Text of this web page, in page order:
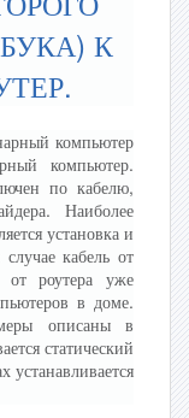
К
компьютер
компьютер.
по кабелю,
Наиболее
установка и
кабель от
от роутера уже
в доме.
описаны в
статический
устанавливается